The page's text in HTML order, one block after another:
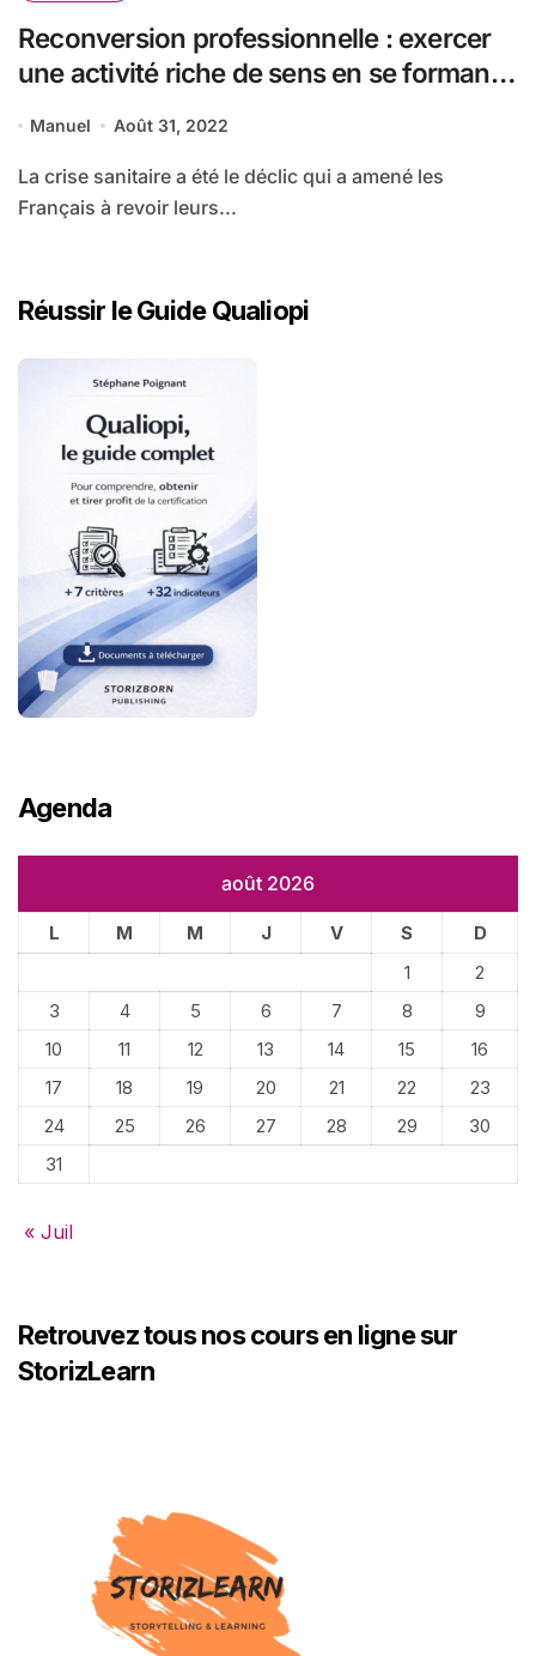
Reconversion professionnelle : exercer
une activité riche de sens en se formant
Yoga avec l’école SSCS Training
Manuel Août 31, 2022
La crise sanitaire a été le déclic qui a amené les
Français à revoir leurs...
Réussir le Guide Qualiopi
Agenda
août 2026
L M M J V S
D
1
2
3
4 5 6 7 8
9
10
11 12 13 14 15
16
17
18 19 20 21 22
23
24
25 26 27 28 29
30
31
« Juil
Retrouvez tous nos cours en ligne sur
StorizLearn